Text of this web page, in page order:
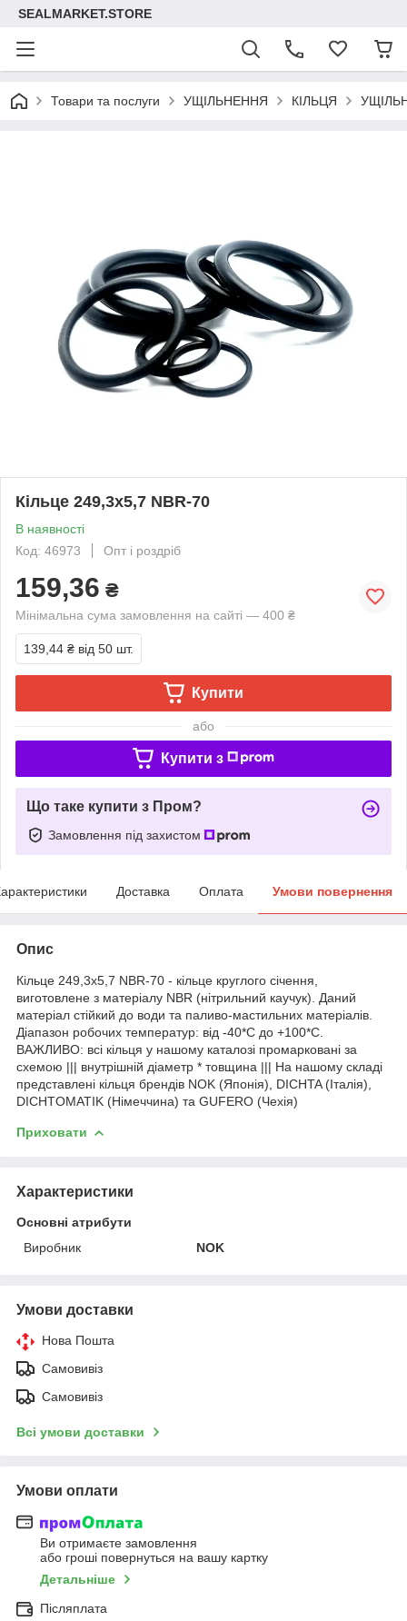
SEALMARKET.STORE
Товари та послуги УЩІЛЬНЕННЯ КІЛЬЦЯ
Кільце 249,3х5,7 NBR-70
В наявності
Код: 46973
Опт і роздріб
159,36 ₴
Мінімальна сума замовлення на сайті — 400 ₴
139,44 ₴ від 50 шт.
Купити
або
Купити з
Що таке купити з Пром?
Замовлення під захистом
Доставка Оплата Умови повернення
Опис
Кільце 249,3х5,7 NBR-70 - кільце круглого січення,
виготовлене з матеріалу NBR (нітрильний каучук). Даний
матеріал стійкий до води та паливо-мастильних матеріалів.
Діапазон робочих температур: від -40*С до +100*С.
ВАЖЛИВО: всі кільця у нашому каталозі промарковані за
схемою ||| внутрішній діаметр * товщина ||| На нашому складі
представлені кільця брендів NOK (Японія), DICHTA (Італія),
DICHTOMATIK (Німеччина) та GUFERO (Чехія)
Приховати
Характеристики
Основні атрибути
Виробник
NOK
Умови доставки
Нова Пошта
Самовивіз
Самовивіз
Всі умови доставки
Умови оплати
Ви отримаєте замовлення
або гроші повернуться на вашу картку
Детальніше
Післяплата